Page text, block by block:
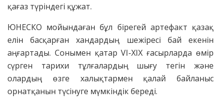
қағаз түріндегі құжат.
ЮНЕСКО мойындаған бұл бірегей артефакт қазақ
елін басқарған хандардың шежіресі бай екенін
аңғартады. Сонымен қатар VI-XIX ғасырларда өмір
сүрген тарихи тұлғалардың шығу тегін және
олардың өзге халықтармен қалай байланыс
орнатқанын түсінуге мүмкіндік береді.